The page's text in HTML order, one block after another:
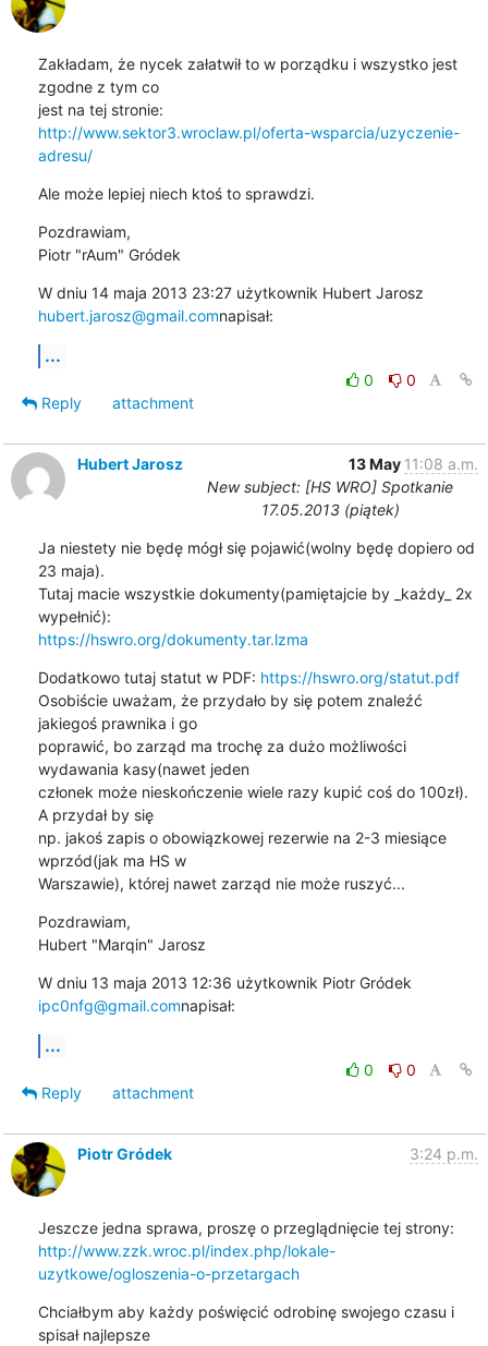
Zakładam, że nycek załatwił to w porządku i wszystko jest
zgodne z tym co
http://www.sektor3.wroclaw.pl/oferta-wsparcia/uzyczenie-
adresu/
Ale może lepiej niech ktoś to sprawdzi.
Pozdrawiam,
Piotr "rAum" Gródek
hubert.jarosz@gmail.comnapisał:
...
0
0
Reply
attachment
Hubert Jarosz 13 May 11:08 a.m.
New subject: [HS WRO] Spotkanie
17.05.2013 (piątek)
Ja niestety nie będę mógł się pojawić(wolny będę dopiero od
23 maja).
Tutaj macie wszystkie dokumenty(pamiętajcie by _każdy_ 2x
https://hswro.org/dokumenty.tar.lzma
Dodatkowo tutaj statut w PDF: https://hswro.org/statut.pdf
Osobiście uważam, że przydało by się potem znaleźć
jakiegoś prawnika i go
poprawić, bo zarząd ma trochę za dużo możliwości
wydawania kasy(nawet jeden
członek może nieskończenie wiele razy kupić coś do 100zł).
A przydał by się
np. jakoś zapis o obowiązkowej rezerwie na 2-3 miesiące
wprzód(jak ma HS w
Warszawie), której nawet zarząd nie może ruszyć...
Pozdrawiam,
Hubert "Marqin" Jarosz
ipc0nfg@gmail.comnapisał:
...
0
0
Reply
attachment
Piotr Gródek 3:24 p.m.
http://www.zzk.wroc.pl/index.php/lokale-
uzytkowe/ogloszenia-o-przetargach
Chciałbym aby każdy poświęcić odrobinę swojego czasu i
spisał najlepsze